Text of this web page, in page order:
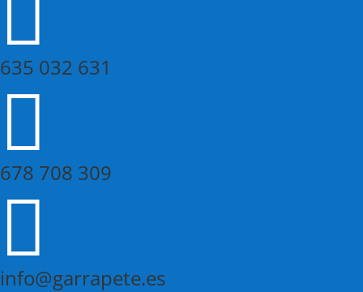

635 032 631

678 708 309

info@garrapete.es